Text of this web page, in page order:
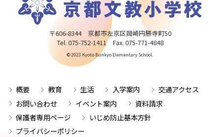
〒606-8344 京都市左京区岡崎円勝寺町50
Tel. 075-752-1411 Fax. 075-771-4848
© 2023 Kyoto Bunkyo Elementary School.
概要 教育 生活 入学案内
交通アクセス
お問い合わせ
イベント案内
資料請求
保護者専用ページ
いじめ防止基本方針
プライバシーポリシー